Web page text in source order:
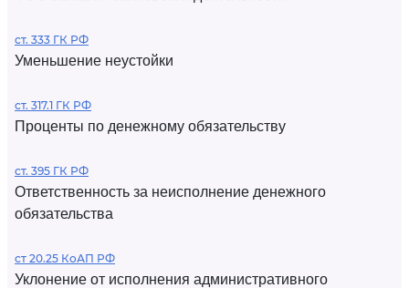
ст. 333 ГК РФ
Уменьшение неустойки
ст. 317.1 ГК РФ
Проценты по денежному обязательству
ст. 395 ГК РФ
Ответственность за неисполнение денежного
обязательства
ст 20.25 КоАП РФ
Уклонение от исполнения административного